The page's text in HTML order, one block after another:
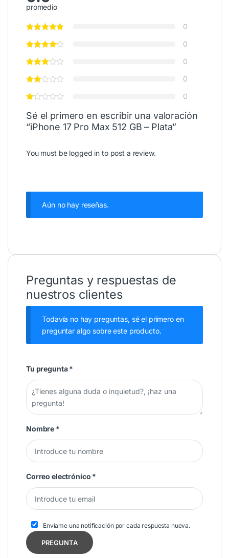
promedio
0
0
0
0
0
Sé el primero en escribir una valoración
“iPhone 17 Pro Max 512 GB – Plata”
You must be logged in to post a review.
Aún no hay reseñas.
Preguntas y respuestas de
nuestros clientes
Todavía no hay preguntas, sé el primero en
preguntar algo sobre este producto.
Tu pregunta*
Nombre *
Correo electrónico *
Envíame una notificación por cada respuesta nueva.